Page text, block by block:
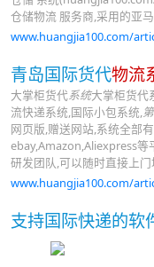
仓储物流 服务商,采用的亚马
www.huangjia100.com/
青岛国际货代物流
大掌柜货代系统大掌柜货代
流快递系统,国际小包系统,
网页版,赠送网站,系统全部
ebay,Amazon,Aliexpress等
研发团队,可以随时直接上
www.huangjia100.com/
支持国际快递的软